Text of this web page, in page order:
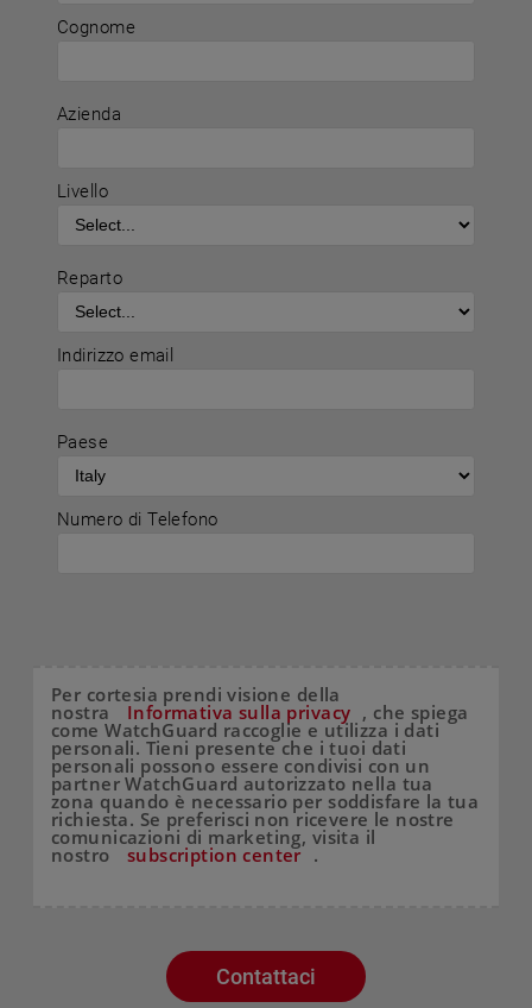
Cognome
Azienda
Livello
Reparto
Indirizzo email
Paese
Numero di Telefono
Per cortesia prendi visione della
nostra Informativa sulla privacy , che spiega
come WatchGuard raccoglie e utilizza i dati
personali. Tieni presente che i tuoi dati
personali possono essere condivisi con un
partner WatchGuard autorizzato nella tua
zona quando è necessario per soddisfare la tua
richiesta. Se preferisci non ricevere le nostre
comunicazioni di marketing, visita il
nostro subscription center .
Contattaci